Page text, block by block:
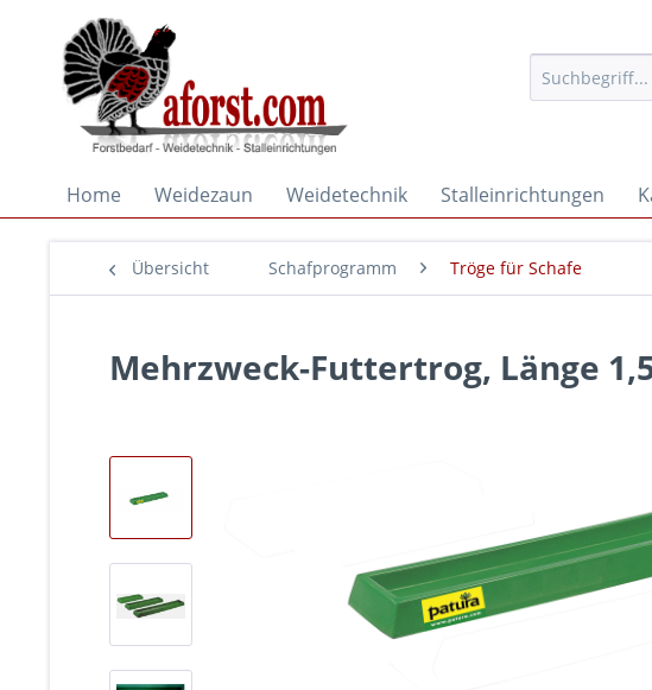
Home Weidezaun Weidetechnik Stalleinrichtungen
Übersicht Schafprogramm Tröge für Schafe
Mehrzweck-Futtertrog, Länge